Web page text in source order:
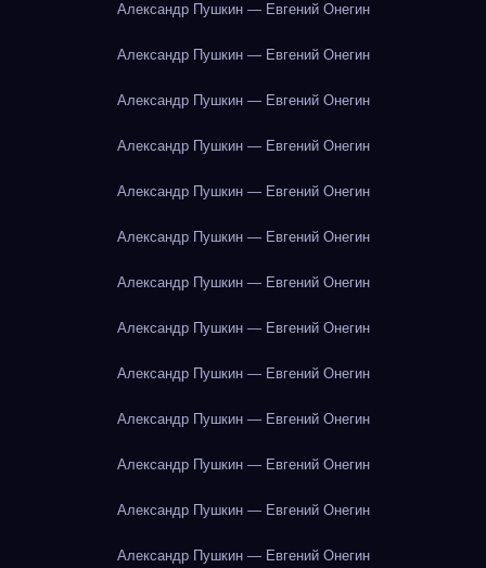
Александр Пушкин — Евгений Онегин
Александр Пушкин — Евгений Онегин
Александр Пушкин — Евгений Онегин
Александр Пушкин — Евгений Онегин
Александр Пушкин — Евгений Онегин
Александр Пушкин — Евгений Онегин
Александр Пушкин — Евгений Онегин
Александр Пушкин — Евгений Онегин
Александр Пушкин — Евгений Онегин
Александр Пушкин — Евгений Онегин
Александр Пушкин — Евгений Онегин
Александр Пушкин — Евгений Онегин
Александр Пушкин — Евгений Онегин